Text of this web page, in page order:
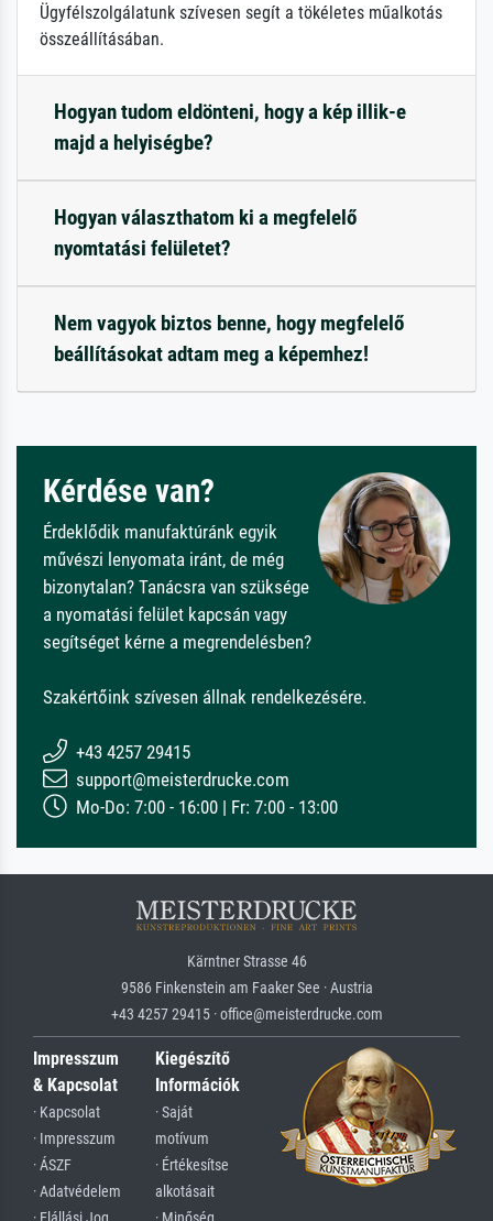
Ügyfélszolgálatunk szívesen segít a tökéletes műalkotás
összeállításában.
Hogyan tudom eldönteni, hogy a kép illik-e
majd a helyiségbe?
Hogyan választhatom ki a megfelelő
nyomtatási felületet?
Nem vagyok biztos benne, hogy megfelelő
beállításokat adtam meg a képemhez!
Kérdése van?
Érdeklődik manufaktúránk egyik
művészi lenyomata iránt, de még
bizonytalan? Tanácsra van szüksége
a nyomatási felület kapcsán vagy
segítséget kérne a megrendelésben?
Szakértőink szívesen állnak rendelkezésére.
+43 4257 29415
support@meisterdrucke.com
Mo-Do: 7:00 - 16:00 | Fr: 7:00 - 13:00
Kärntner Strasse 46
9586 Finkenstein am Faaker See · Austria
+43 4257 29415 · office@meisterdrucke.com
Impresszum
& Kapcsolat
· Kapcsolat
· Impresszum
· ÁSZF
· Adatvédelem
Kiegészítő
Információk
· Saját
motívum
· Értékesítse
alkotásait